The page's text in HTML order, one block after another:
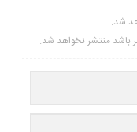
شد.
باشد منتشر نخواهد شد.